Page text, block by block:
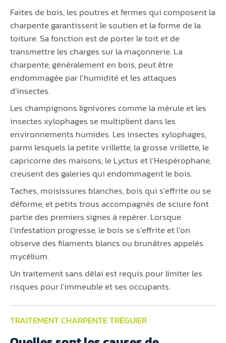
Faites de bois, les poutres et fermes qui composent la
charpente garantissent le soutien et la forme de la
toiture. Sa fonction est de porter le toit et de
transmettre les charges sur la maçonnerie. La
charpente, généralement en bois, peut être
endommagée par l’humidité et les attaques
d’insectes.
Les champignons lignivores comme la mérule et les
insectes xylophages se multiplient dans les
environnements humides. Les insectes xylophages,
parmi lesquels la petite vrillette, la grosse vrillette, le
capricorne des maisons, le Lyctus et l’Hespérophane,
creusent des galeries qui endommagent le bois.
Taches, moisissures blanches, bois qui s’effrite ou se
déforme, et petits trous accompagnés de sciure font
partie des premiers signes à repérer. Lorsque
l’infestation progresse, le bois se s’effrite et l’on
observe des filaments blancs ou brunâtres appelés
mycélium.
Un traitement sans délai est requis pour limiter les
risques pour l’immeuble et ses occupants.
TRAITEMENT CHARPENTE TRÉGUIER